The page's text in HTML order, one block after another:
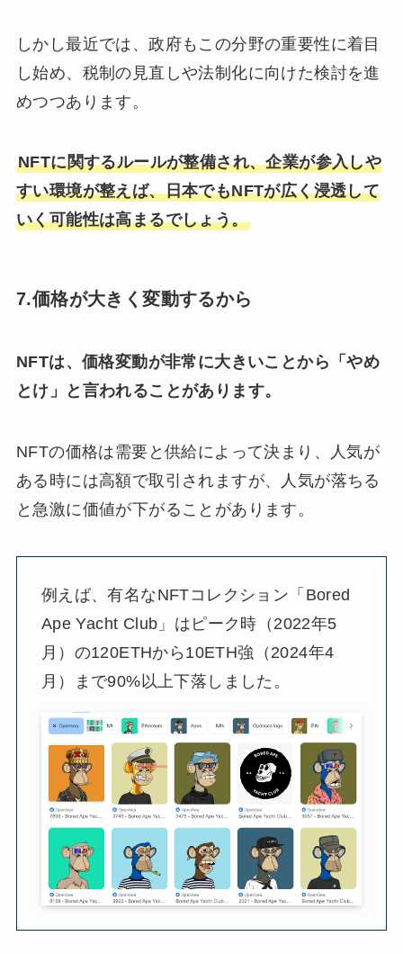
しかし最近では、政府もこの分野の重要性に着目
し始め、税制の見直しや法制化に向けた検討を進
めつつあります。
NFTに関するルールが整備され、企業が参入しや
すい環境が整えば、日本でもNFTが広く浸透して
いく可能性は高まるでしょう。
7.価格が大きく変動するから
NFTは、価格変動が非常に大きいことから「やめ
とけ」と言われることがあります。
NFTの価格は需要と供給によって決まり、人気が
ある時には高額で取引されますが、人気が落ちる
と急激に価値が下がることがあります。
例えば、有名なNFTコレクション「Bored
Ape Yacht Club」はピーク時（2022年5
月）の120ETHから10ETH強（2024年4
月）まで90%以上下落しました。